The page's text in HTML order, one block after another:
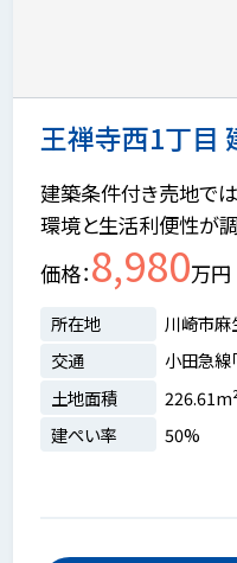
王禅寺西1丁目
建築条件付き売地で
環境と生活利便性が
価格 8,980万円
所在地
川崎市麻
交通
小田急線
土地面積
建ぺい率
50%